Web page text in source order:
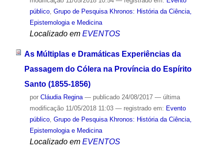
público, Grupo de Pesquisa Khronos: História da Ciência,
Epistemologia e Medicina
Localizado em EVENTOS
As Múltiplas e Dramáticas Experiências da
Passagem do Cólera na Província do Espírito
Santo (1855-1856)
por Cláudia Regina — publicado24/08/2017 — última
modificação11/05/2018 11:03 — registrado em: Evento
público, Grupo de Pesquisa Khronos: História da Ciência,
Epistemologia e Medicina
Localizado em EVENTOS